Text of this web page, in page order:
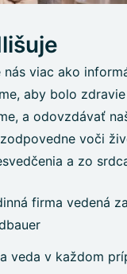
viac ako
aby bolo
a odovzdávať
voči
a zo
firma vedená
veda v každom